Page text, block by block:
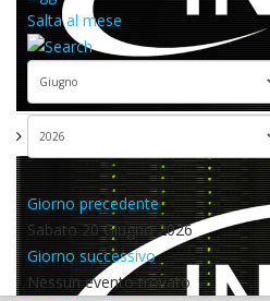
Salta al mese
Giorno precedente
Sabato 20 Giugno 2026
Giorno successivo
Nessun evento trovato